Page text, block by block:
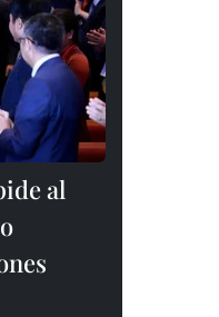
al